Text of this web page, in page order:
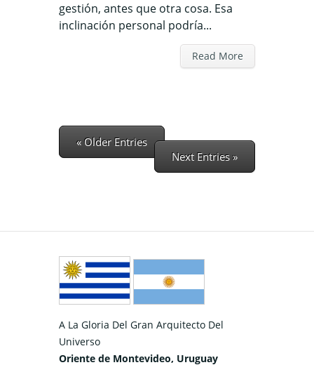
gestión, antes que otra cosa. Esa
inclinación personal podría...
Read More
« Older Entries
Next Entries »
A La Gloria Del Gran Arquitecto Del
Universo
Oriente de Montevideo, Uruguay